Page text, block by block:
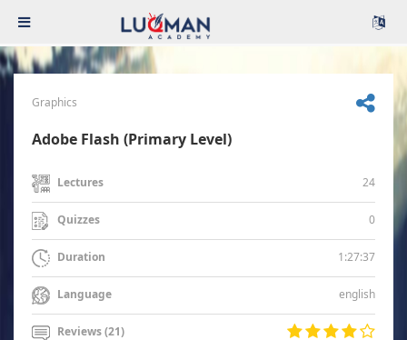
Graphics
Adobe Flash (Primary Level)
Lectures 24
Quizzes 0
Duration 1:27:37
Language english
Reviews (21)